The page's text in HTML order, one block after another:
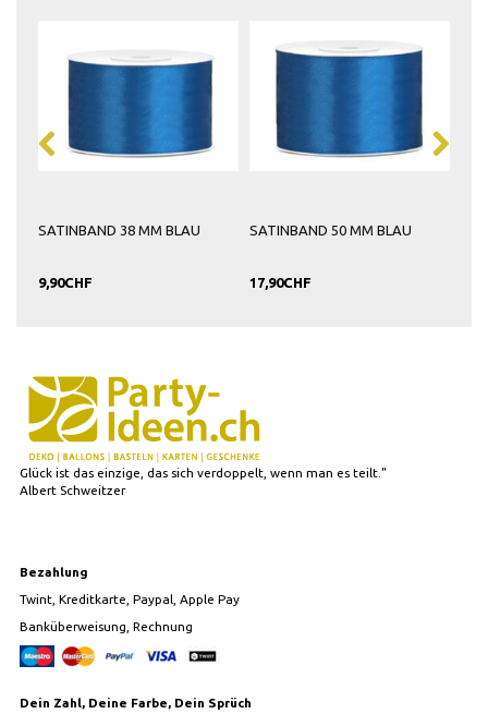
SATINBAND 38 MM BLAU
9,90CHF
SATINBAND 50 MM BLAU
17,90CHF
Glück ist das einzige, das sich verdoppelt, wenn man es teilt."
Albert Schweitzer
Bezahlung
Twint, Kreditkarte, Paypal, Apple Pay
Banküberweisung, Rechnung
Dein Zahl, Deine Farbe, Dein Sprüch